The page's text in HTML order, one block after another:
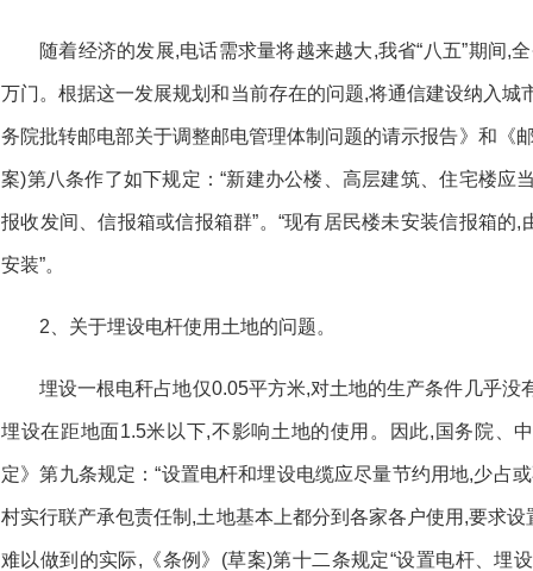
随着经济的发展,电话需求量将越来越大,我省“八五”期间,
万门。根据这一发展规划和当前存在的问题,将通信建设纳入城
务院批转邮电部关于调整邮电管理体制问题的请示报告》和《
案)第八条作了如下规定：“新建办公楼、高层建筑、住宅楼应
报收发间、信报箱或信报箱群”。“现有居民楼未安装信报箱的
安装”。
2、关于埋设电杆使用土地的问题。
埋设一根电秆占地仅0.05平方米,对土地的生产条件几乎没
埋设在距地面1.5米以下,不影响土地的使用。因此,国务院、
定》第九条规定：“设置电杆和埋设电缆应尽量节约用地,少占
村实行联产承包责任制,土地基本上都分到各家各户使用,要求
难以做到的实际,《条例》(草案)第十二条规定“设置电杆、埋